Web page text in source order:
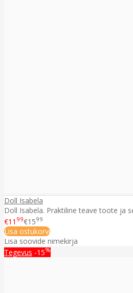
Doll Isabela
Doll Isabela. Praktiline teave toote ja
€11 99€1599
Lisa ostukorvi
Lisa soovide nimekirja
Tegevus -15%